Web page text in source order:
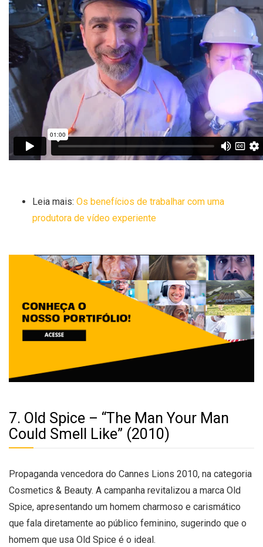
Leia mais: Os benefícios de trabalhar com uma
produtora de vídeo experiente
7. Old Spice – “The Man Your Man
Could Smell Like” (2010)
Propaganda vencedora do Cannes Lions 2010, na categoria
Cosmetics & Beauty. A campanha revitalizou a marca Old
Spice, apresentando um homem charmoso e carismático
que fala diretamente ao público feminino, sugerindo que o
homem que usa Old Spice é o ideal.